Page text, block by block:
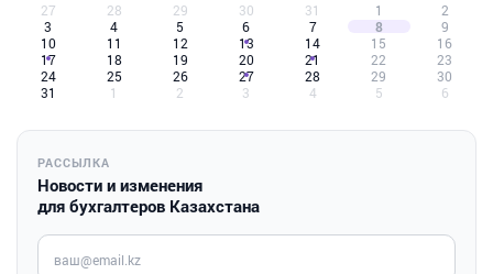
27 28 29 30 31 1
2
3
4 5 6 7 8
9
10
11 12 13 14 15
16
17
18 19 20 21 22
23
24
25 26 27 28 29
30
31
1 2 3 4 5 6
РАССЫЛКА
Новости и изменения
для бухгалтеров Казахстана
Введите ваш e-mail